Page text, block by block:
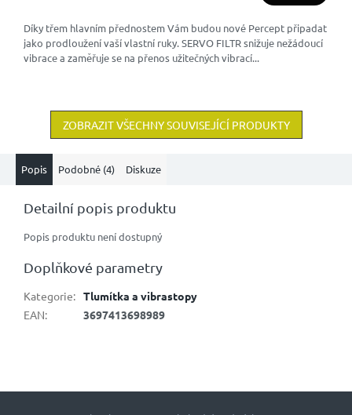
Díky třem hlavním přednostem Vám budou nové Percept připadat
jako prodloužení vaší vlastní ruky. SERVO FILTR snižuje nežádoucí
vibrace a zaměřuje se na přenos užitečných vibrací...
ZOBRAZIT VŠECHNY SOUVISEJÍCÍ PRODUKTY
Popis Podobné (4) Diskuze
Detailní popis produktu
Popis produktu není dostupný
Doplňkové parametry
Kategorie: Tlumítka a vibrastopy
EAN: 3697413698989